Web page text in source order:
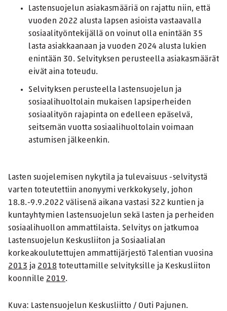
Lastensuojelun asiakasmääriä on rajattu niin, että
vuoden 2022 alusta lapsen asioista vastaavalla
sosiaalityöntekijällä on voinut olla enintään 35
lasta asiakkaanaan ja vuoden 2024 alusta lukien
enintään 30. Selvityksen perusteella asiakasmäärät
eivät aina toteudu.
Selvityksen perusteella lastensuojelun ja
sosiaalihuoltolain mukaisen lapsiperheiden
sosiaalityön rajapinta on edelleen epäselvä,
seitsemän vuotta sosiaalihuoltolain voimaan
astumisen jälkeenkin.
Lasten suojelemisen nykytila ja tulevaisuus -selvitystä
varten toteutettiin anonyymi verkkokysely, johon
18.8.-9.9.2022 välisenä aikana vastasi 322 kuntien ja
kuntayhtymien lastensuojelun sekä lasten ja perheiden
sosiaalihuollon ammattilaista. Selvitys on jatkumoa
Lastensuojelun Keskusliiton ja Sosiaalialan
korkeakoulutettujen ammattijärjestö Talentian vuosina
2013 ja 2018 toteuttamille selvityksille ja Keskusliiton
koonnille 2019.
Kuva: Lastensuojelun Keskusliitto / Outi Pajunen.